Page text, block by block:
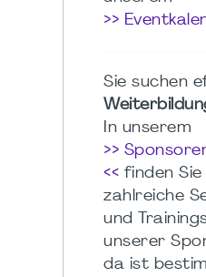
>>
Sie suchen
In unserem
>>
<< finden Sie
zahlreiche
und
unserer
da ist